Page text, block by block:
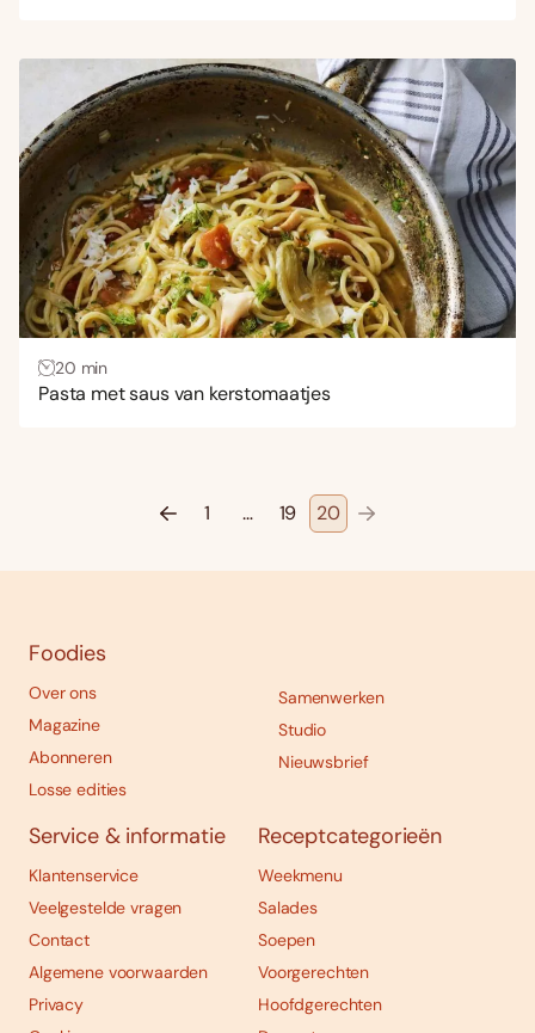
20 min
Pasta met saus van kerstomaatjes
1 … 19 20
Foodies
Over ons
Magazine
Abonneren
Losse edities
Samenwerken
Studio
Nieuwsbrief
Service & informatie
Klantenservice
Veelgestelde vragen
Contact
Algemene voorwaarden
Privacy
Receptcategorieën
Weekmenu
Salades
Soepen
Voorgerechten
Hoofdgerechten